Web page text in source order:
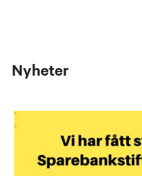
Nyheter